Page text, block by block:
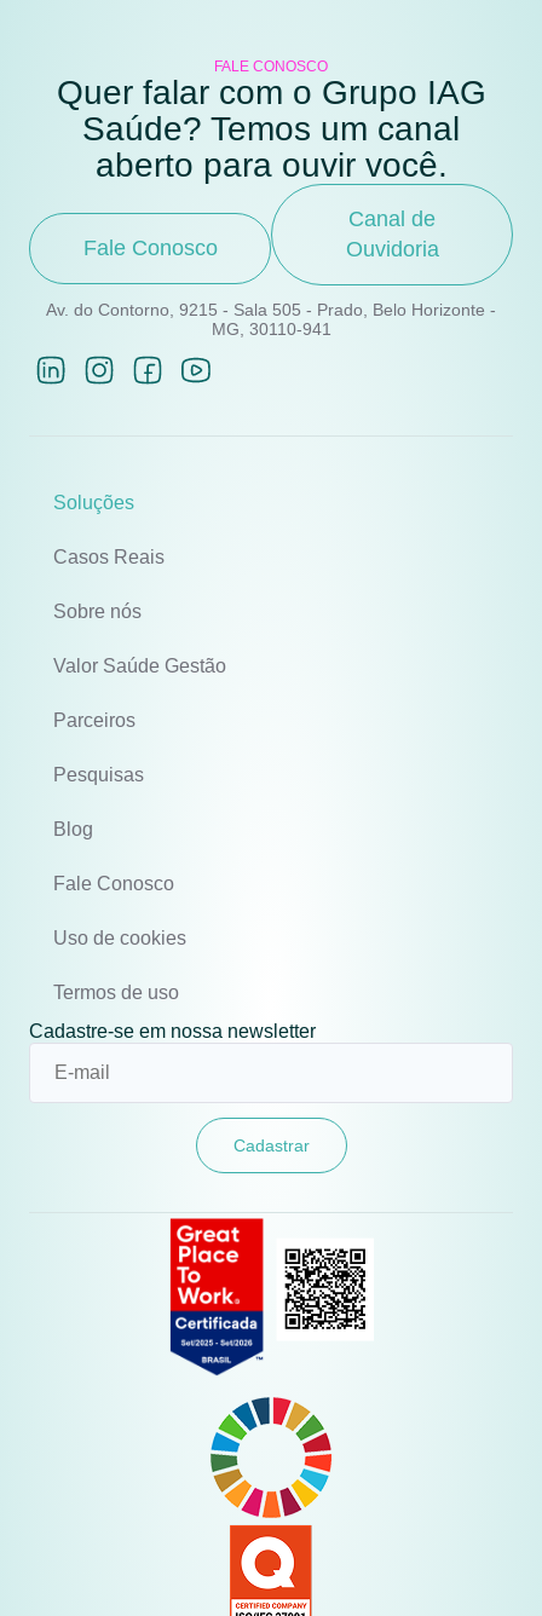
FALE CONOSCO
Quer falar com o Grupo IAG
Saúde? Temos um canal
aberto para ouvir você.
Fale Conosco
Canal de
Ouvidoria
Av. do Contorno, 9215 - Sala 505 - Prado, Belo Horizonte -
MG, 30110-941
Soluções
Casos Reais
Sobre nós
Valor Saúde Gestão
Parceiros
Pesquisas
Blog
Fale Conosco
Uso de cookies
Termos de uso
Cadastre-se em nossa newsletter
Cadastrar